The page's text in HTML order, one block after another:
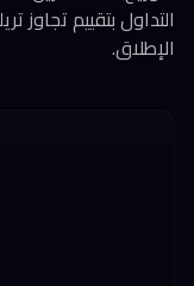
التداول بتقييم
الإطلاق.